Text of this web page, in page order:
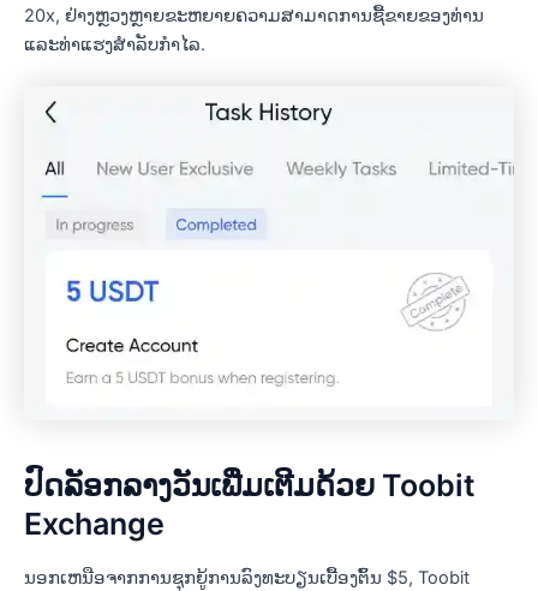
20x, ຢ່າງຫຼວງຫຼາຍຂະຫຍາຍຄວາມສາມາດການຊື້ຂາຍຂອງທ່ານ
ແລະທ່າແຮງສໍາລັບກໍາໄລ.
ປົດລັອກລາງວັນເພີ່ມເຕີມດ້ວຍ Toobit
Exchange
ນອກເຫນືອຈາກການຊຸກຍູ້ການລົງທະບຽນເບື້ອງຕົ້ນ $5, Toobit